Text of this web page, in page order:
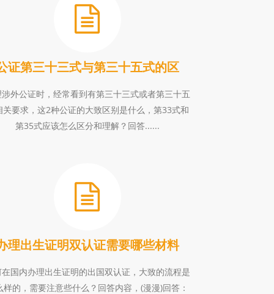
证第三十三式与第三十五式的区
外公证时，经常看到有第三十三式或者第三十五
关要求，这2种公证的大致区别是什么，第33式和
第35式应该怎么区分和理解？回答......
理出生证明双认证需要哪些材料
国内办理出生证明的出国双认证，大致的流程是
样的，需要注意些什么？回答内容，(漫漫)回答：